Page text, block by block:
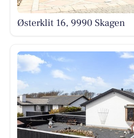
Østerklit 16, 9990 Skagen